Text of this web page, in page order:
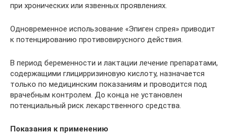
при хронических или язвенных проявлениях.
Одновременное использование «Эпиген спрея» приводит
к потенцированию противовирусного действия.
В период беременности и лактации лечение препаратами,
содержащими глицирризиновую кислоту, назначается
только по медицинским показаниям и проводится под
врачебным контролем. До конца не установлен
потенциальный риск лекарственного средства.
Показания к применению